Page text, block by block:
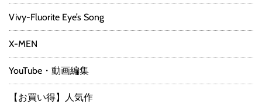
Vivy-Fluorite Eye’s Song
X-MEN
YouTube・動画編集
【お買い得】人気作